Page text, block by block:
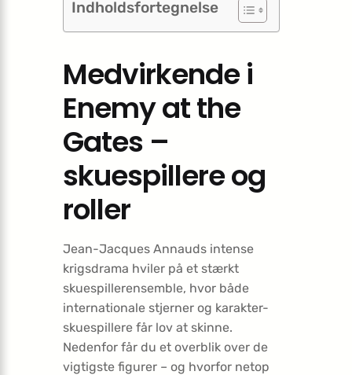
Indholdsfortegnelse
Medvirkende i
Enemy at the
Gates –
skuespillere og
roller
Jean-Jacques Annauds intense
krigsdrama hviler på et stærkt
skuespillerensemble, hvor både
internationale stjerner og karakter-
skuespillere får lov at skinne.
Nedenfor får du et overblik over de
vigtigste figurer – og hvorfor netop